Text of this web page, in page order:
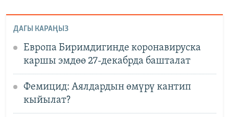
ДАГЫ КАРАҢЫЗ
Европа Биримдигинде коронавируска
каршы эмдөө 27-декабрда башталат
Фемицид: Аялдардын өмүрү кантип
кыйылат?